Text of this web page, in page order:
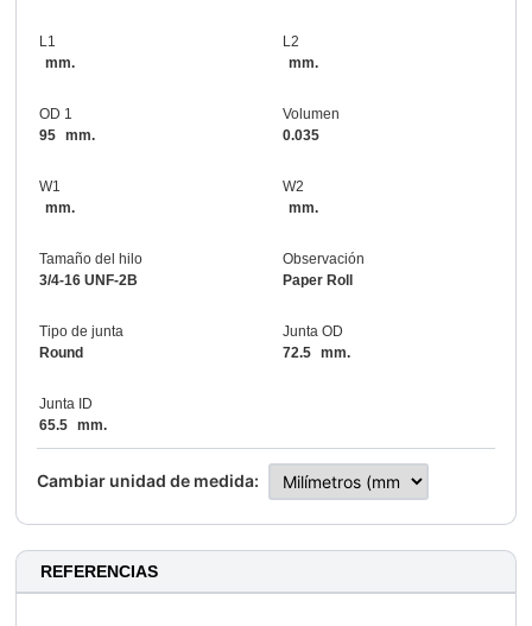
L1
mm.
L2
mm.
OD 1
95 mm.
Volumen
0.035
W1
mm.
W2
mm.
Tamaño del hilo
3/4-16 UNF-2B
Observación
Paper Roll
Tipo de junta
Round
Junta OD
72.5 mm.
Junta ID
65.5 mm.
Cambiar unidad de medida:
REFERENCIAS